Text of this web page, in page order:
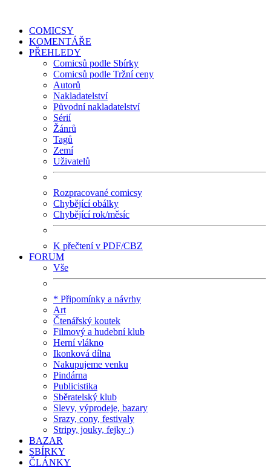
COMICSY
KOMENTÁŘE
PŘEHLEDY
Comicsů podle Sbírky
Comicsů podle Tržní ceny
Autorů
Nakladatelství
Původní nakladatelství
Sérií
Žánrů
Tagů
Zemí
Uživatelů
Rozpracované comicsy
Chybějící obálky
Chybějící rok/měsíc
K přečtení v PDF/CBZ
FORUM
Vše
* Připomínky a návrhy
Art
Čtenářský koutek
Filmový a hudební klub
Herní vlákno
Ikonková dílna
Nakupujeme venku
Pindárna
Publicistika
Sběratelský klub
Slevy, výprodeje, bazary
Srazy, cony, festivaly
Stripy, jouky, fejky :)
BAZAR
SBÍRKY
ČLÁNKY